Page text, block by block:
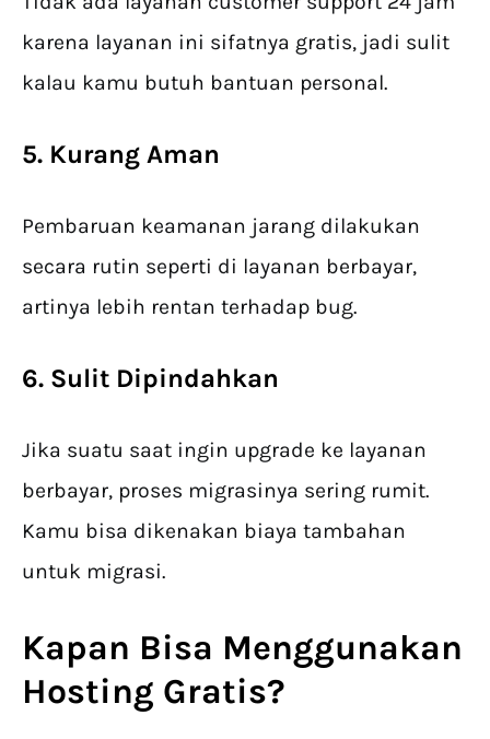
karena layanan ini sifatnya gratis, jadi sulit
kalau kamu butuh bantuan personal.
5. Kurang Aman
Pembaruan keamanan jarang dilakukan
secara rutin seperti di layanan berbayar,
artinya lebih rentan terhadap bug.
6. Sulit Dipindahkan
Jika suatu saat ingin upgrade ke layanan
berbayar, proses migrasinya sering rumit.
Kamu bisa dikenakan biaya tambahan
untuk migrasi.
Kapan Bisa Menggunakan
Hosting Gratis?